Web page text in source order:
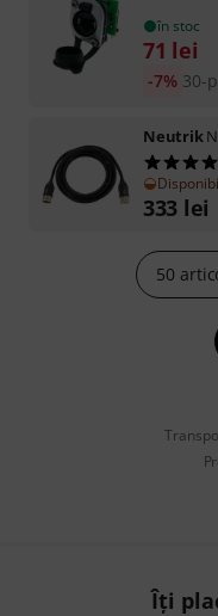
în stoc
71 lei
30-
-7%
Neutrik
333 lei
50
Îți